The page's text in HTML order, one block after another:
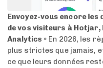
Envoyez-vous encore
de vos visiteurs à
Analytics » En 2026, les
plus strictes que jamais,
ce que leurs données